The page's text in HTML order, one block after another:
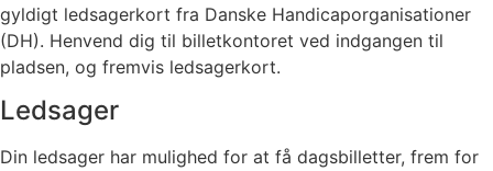
gyldigt ledsagerkort fra Danske Handicaporganisationer
(DH). Henvend dig til billetkontoret ved indgangen til
pladsen, og fremvis ledsagerkort.
Ledsager
Din ledsager har mulighed for at få dagsbilletter, frem for